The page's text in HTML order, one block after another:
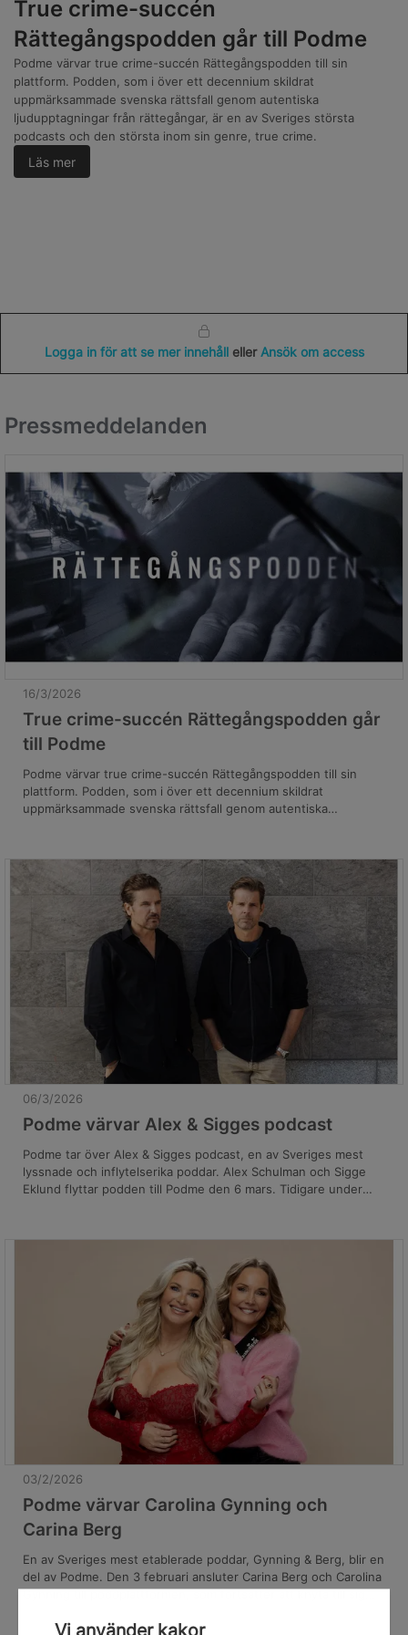
Vi använder kakor
True crime-succén
Rättegångspodden går till Podme
Podme värvar true crime-succén Rättegångspodden till sin
plattform. Podden, som i över ett decennium skildrat
uppmärksammade svenska rättsfall genom autentiska
ljudupptagningar från rättegångar, är en av Sveriges största
podcasts och den största inom sin genre, true crime.
Läs mer
Logga in för att se mer innehåll ellerAnsök om access
Pressmeddelanden
16/3/2026
True crime-succén Rättegångspodden går
till Podme
Podme värvar true crime-succén Rättegångspodden till sin
plattform. Podden, som i över ett decennium skildrat
uppmärksammade svenska rättsfall genom autentiska
06/3/2026
Podme värvar Alex & Sigges podcast
Podme tar över Alex & Sigges podcast, en av Sveriges mest
lyssnade och inflytelserika poddar. Alex Schulman och Sigge
Eklund flyttar podden till Podme den 6 mars. Tidigare under
samla några av Sveriges mest lyssnade och profilerade poddar.
03/2/2026
Podme värvar Carolina Gynning och
Carina Berg
En av Sveriges mest etablerade poddar, Gynning & Berg, blir en
del av Podme. Den 3 februari ansluter Carina Berg och Carolina
Gynning till poddplattformen, som fortsätter att knyta till sig